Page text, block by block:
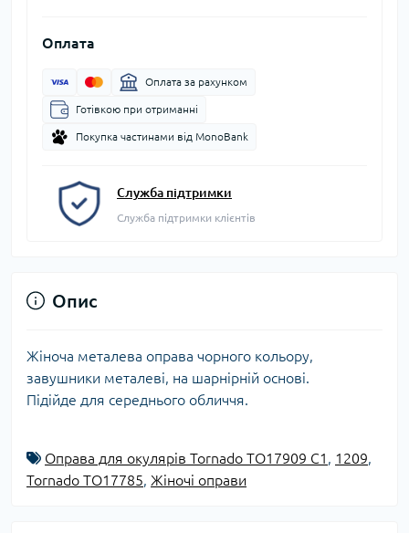
Оплата
Оплата за рахунком
Готівкою при отриманні
Покупка частинами від MonoBank
Служба підтримки
Служба підтримки клієнтів
Опис
Жіноча металева оправа чорного кольору,
завушники металеві, на шарнірній основі.
Підійде для середнього обличчя.
Оправа для окулярів Tornado TO17909 C1 1209
Tornado TO17785 Жіночі оправи